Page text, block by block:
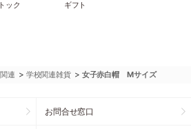
ック ギフト
連 > 学校関連雑貨 > 女子赤白帽 Mサイズ
お問合せ窓口